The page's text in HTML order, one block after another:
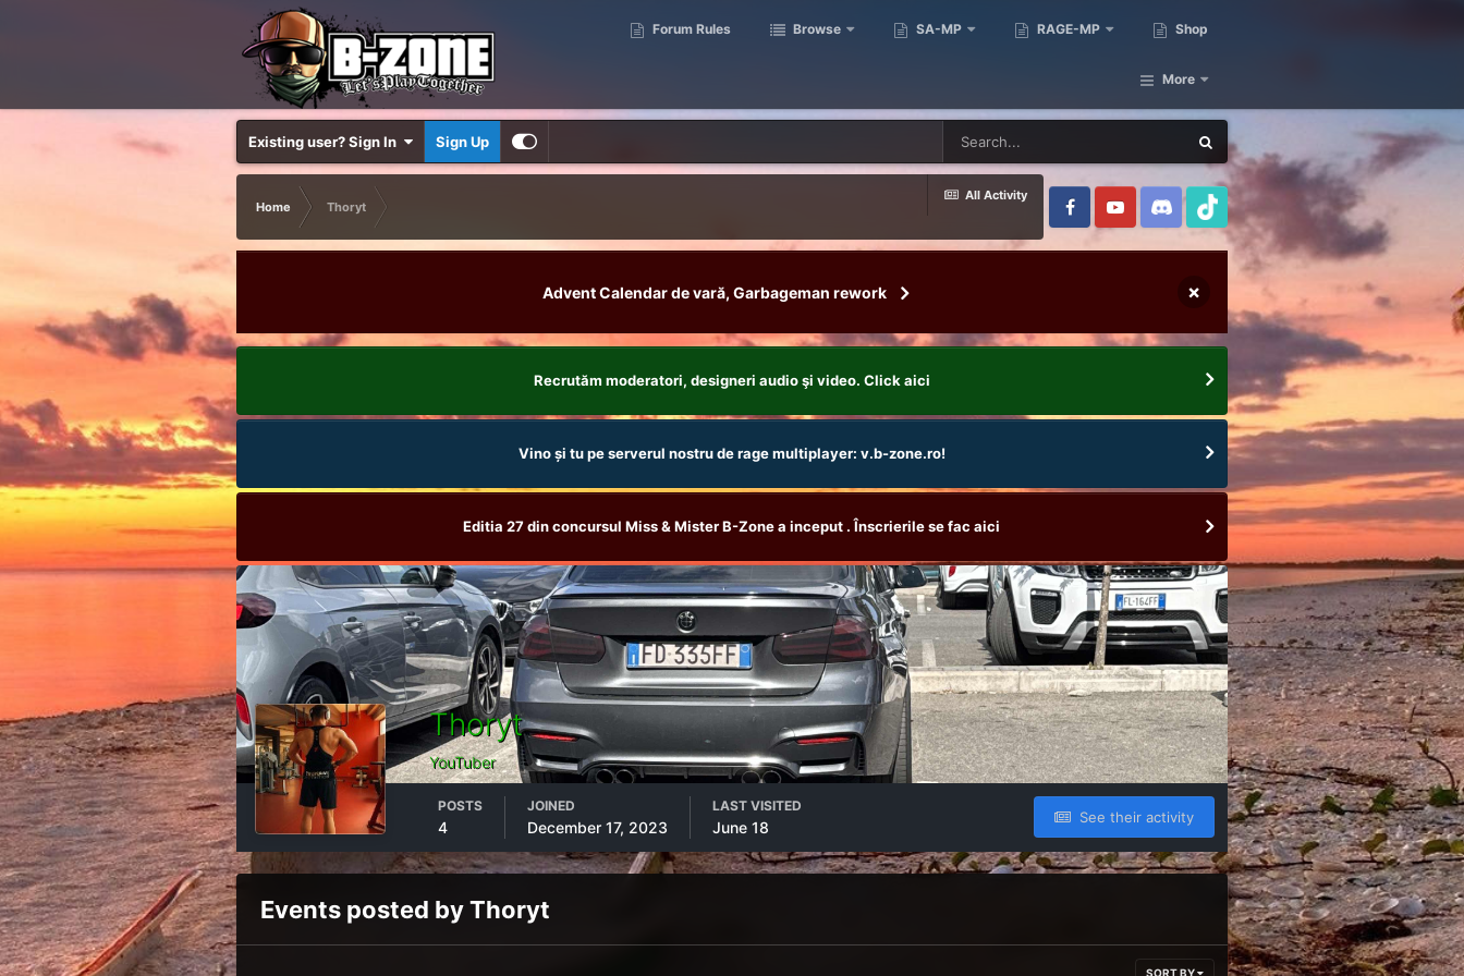
Forum Rules Browse SA-MP RAGE-MP Shop
More
Existing user? Sign In Sign Up
All Activity
Home Thoryt
Advent Calendar de vară, Garbageman rework ×
Recrutăm moderatori, designeri audio şi video. Click aici
Vino și tu pe serverul nostru de rage multiplayer: v.b-zone.ro!
Editia 27 din concursul Miss & Mister B-Zone a inceput . Înscrierile se fac aici
Thoryt
YouTuber
See their activity
POSTS
4
JOINED
December 17, 2023
LAST VISITED
June 18
Events posted by Thoryt
SORT BY